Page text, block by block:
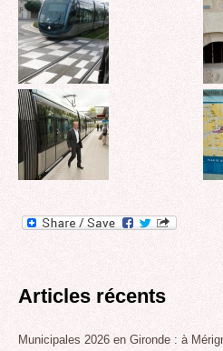
Articles récents
Municipales 2026 en Gironde : à